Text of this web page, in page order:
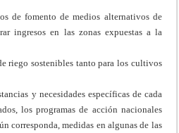
de fomento de medios alternativos de
ingresos en las zonas expuestas a la
riego sostenibles tanto para los cultivos
y necesidades específicas de cada
los programas de acción nacionales
corresponda, medidas en algunas de las